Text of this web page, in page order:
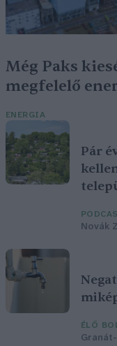
Még Paks
megfelelő
ENERGIA
Pár
Novák
ÉLŐ